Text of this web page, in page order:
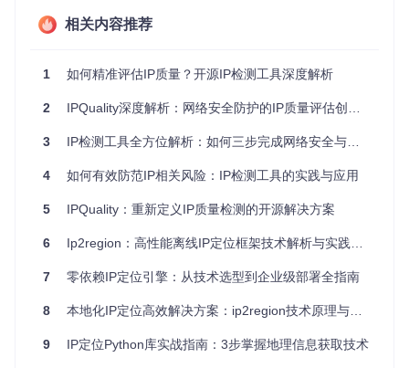
射关系，支持IPv4/IPv6双协议
接口层：为12种编程语言提供统一调用接口，包括C、Jav
络依赖、十微秒级查询性能满足高并发场景、多语言支持降低
一种预加载热点数据的内存优化技术，通过将索引信息部分加
容器化部署的首要任务是构建一个稳定可靠的Docker镜像。与
传统部署方式相比，容器化方案需要特别关注基础镜像选择、
相关内容推荐
1 如何精准评估IP质量？开源IP检测工具深度解析
2 IPQuality深度解析：网络安全防护的IP质量评估创新方法与企业级应用场景
3 IP检测工具全方位解析：如何三步完成网络安全与服务质量评估
4 如何有效防范IP相关风险：IP检测工具的实践与应用
5 IPQuality：重新定义IP质量检测的开源解决方案
6 Ip2region：高性能离线IP定位框架技术解析与实践指南
7 零依赖IP定位引擎：从技术选型到企业级部署全指南
8 本地化IP定位高效解决方案：ip2region技术原理与实践指南
9 IP定位Python库实战指南：3步掌握地理信息获取技术